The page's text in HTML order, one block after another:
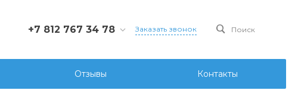
+7 812 767 34 78
г. Санкт-Петербург, Ул.
Седова д.107 лит. А, офис
206
Заказать звонок Поиск
Отзывы Контакты